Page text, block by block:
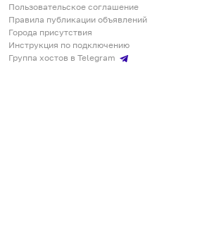
Пользовательское соглашение
Правила публикации объявлений
Города присутствия
Инструкция по подключению
Группа хостов в Telegram